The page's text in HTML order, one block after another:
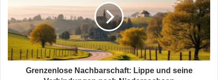
und
seine
Verbindungen
nach
Niedersachsen
Grenzenlose Nachbarschaft: Lippe und seine